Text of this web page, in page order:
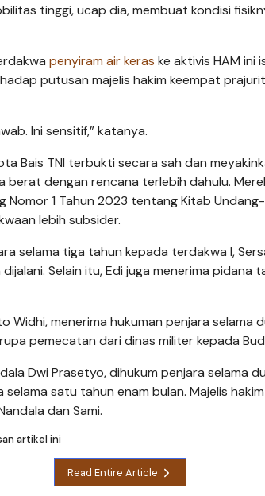
tinggi, ucap dia, membuat kondisi
penyiram air keras ke aktivis HAM ini
putusan majelis hakim keempat
Ini sensitif,” katanya.
Bais TNI terbukti secara sah dan
berat dengan rencana terlebih dahulu.
1 Tahun 2023 tentang Kitab
lebih subsider.
selama tiga tahun kepada terdakwa I,
Selain itu, Edi juga menerima
Widhi, menerima hukuman penjara selama
pemecatan dari dinas militer kepada
Dwi Prasetyo, dihukum penjara selama
selama satu tahun enam bulan. Majelis
dan Sami.
artikel ini
Read Entire Article